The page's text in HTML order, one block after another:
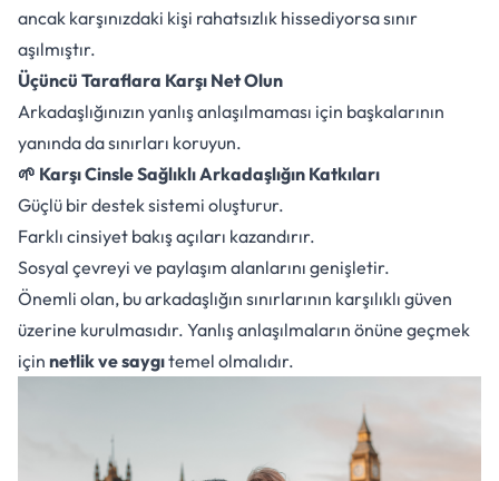
ancak karşınızdaki kişi rahatsızlık hissediyorsa sınır
aşılmıştır.
Üçüncü Taraflara Karşı Net Olun
Arkadaşlığınızın yanlış anlaşılmaması için başkalarının
yanında da sınırları koruyun.
🌱 Karşı Cinsle Sağlıklı Arkadaşlığın Katkıları
Güçlü bir destek sistemi oluşturur.
Farklı cinsiyet bakış açıları kazandırır.
Sosyal çevreyi ve paylaşım alanlarını genişletir.
Önemli olan, bu arkadaşlığın sınırlarının karşılıklı güven
üzerine kurulmasıdır. Yanlış anlaşılmaların önüne geçmek
için netlik ve saygıtemel olmalıdır.